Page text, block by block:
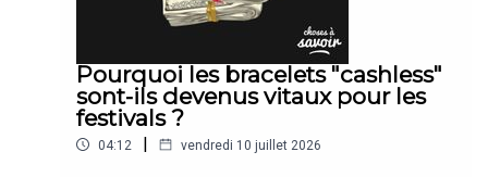
Pourquoi les bracelets "cashless"
sont-ils devenus vitaux pour les
festivals ?
04:12 | vendredi 10 juillet 2026